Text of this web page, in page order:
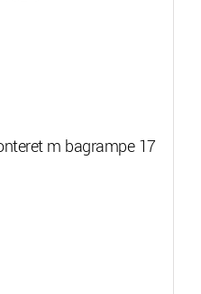
m bagrampe 17